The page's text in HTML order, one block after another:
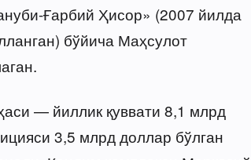
Ғарбий Ҳисор» (2007 йилда
бўйича Маҳсулот
— йиллик қуввати 8,1 млрд
3,5 млрд доллар бўлган